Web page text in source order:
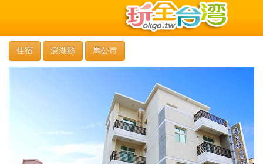
住宿 澎湖縣 馬公市